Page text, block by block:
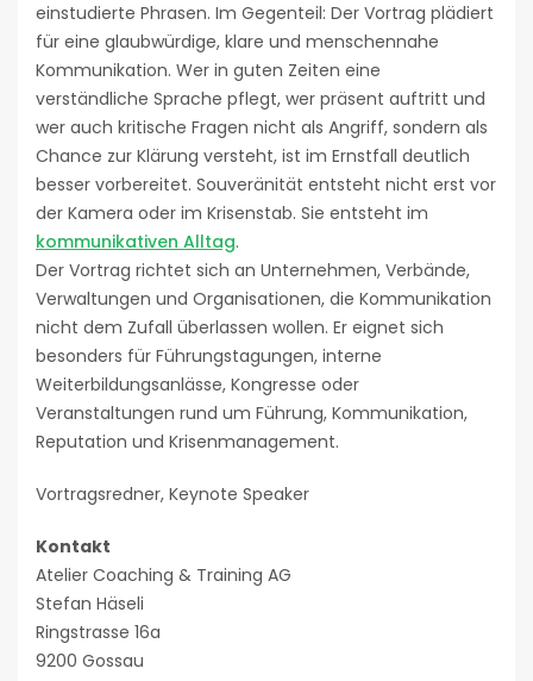
einstudierte Phrasen. Im Gegenteil: Der Vortrag plädiert
für eine glaubwürdige, klare und menschennahe
Kommunikation. Wer in guten Zeiten eine
verständliche Sprache pflegt, wer präsent auftritt und
wer auch kritische Fragen nicht als Angriff, sondern als
Chance zur Klärung versteht, ist im Ernstfall deutlich
besser vorbereitet. Souveränität entsteht nicht erst vor
der Kamera oder im Krisenstab. Sie entsteht im
kommunikativen Alltag.
Der Vortrag richtet sich an Unternehmen, Verbände,
Verwaltungen und Organisationen, die Kommunikation
nicht dem Zufall überlassen wollen. Er eignet sich
besonders für Führungstagungen, interne
Weiterbildungsanlässe, Kongresse oder
Veranstaltungen rund um Führung, Kommunikation,
Reputation und Krisenmanagement.
Vortragsredner, Keynote Speaker
Kontakt
Atelier Coaching & Training AG
Stefan Häseli
Ringstrasse 16a
9200 Gossau